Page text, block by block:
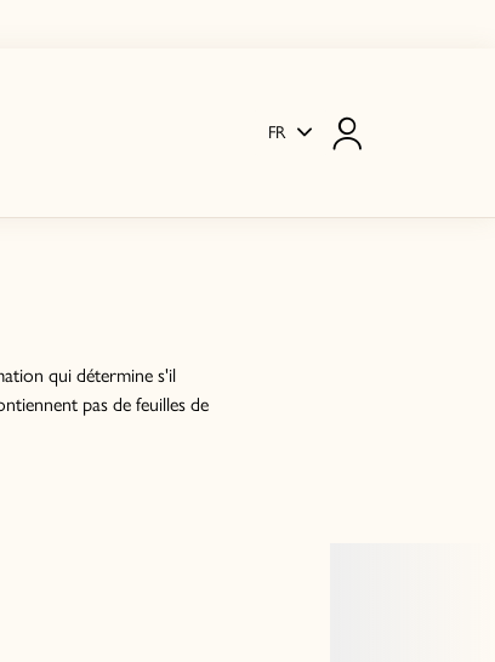
FR
qui détermine s'il
pas de feuilles de